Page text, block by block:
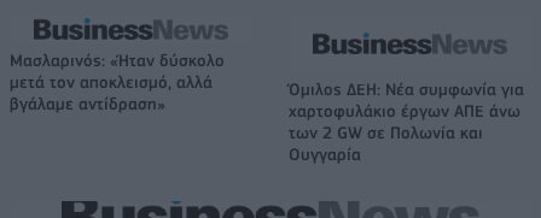
Μασλαρινός: «Ήταν δύσκολο
μετά τον αποκλεισμό, αλλά
βγάλαμε αντίδραση»
Όμιλος ΔΕΗ: Νέα συμφωνία για
χαρτοφυλάκιο έργων ΑΠΕ άνω
των 2 GW σε Πολωνία και
Ουγγαρία